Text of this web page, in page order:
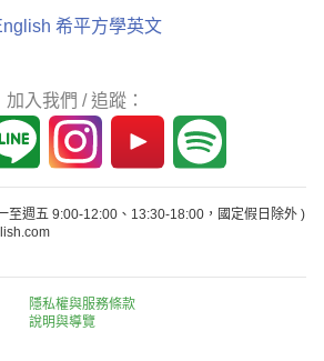
希平方學英文
加入我們 / 追蹤：
至週五 9:00-12:00、13:30-18:00，國定假日除外 )
隱私權與服務條款
說明與導覽